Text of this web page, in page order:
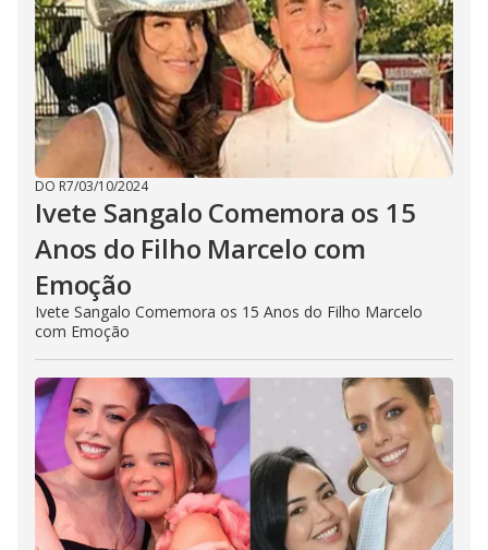
DO R7/03/10/2024
Ivete Sangalo Comemora os 15
Anos do Filho Marcelo com
Emoção
Ivete Sangalo Comemora os 15 Anos do Filho Marcelo
com Emoção